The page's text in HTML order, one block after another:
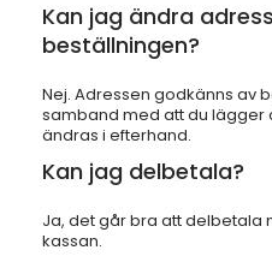
Kan jag ändra
beställningen?
Nej. Adressen godkänns av
samband med att du lägger
ändras i efterhand.
Kan jag delbetala?
Ja, det går bra att delbetala
kassan.